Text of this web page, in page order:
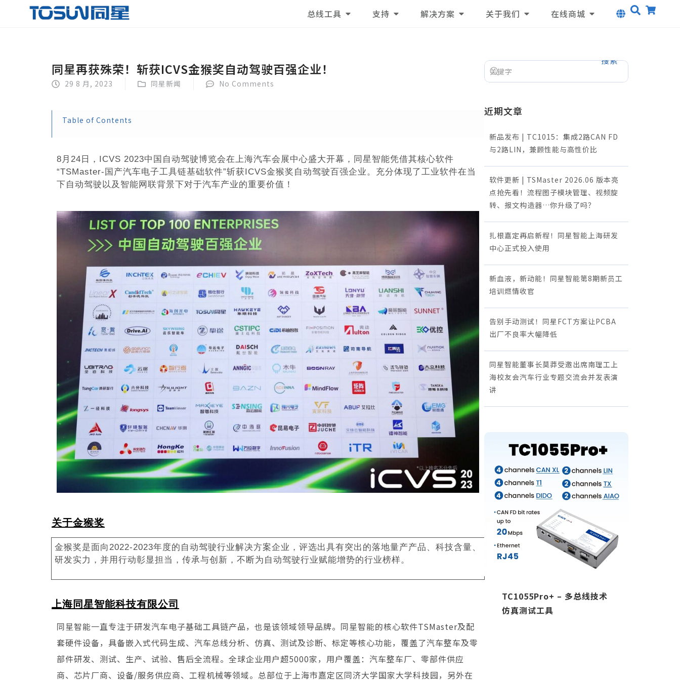
总线工具 支持 解决方案 关于我们 在线商城
同星再获殊荣！斩获ICVS金猴奖自动驾驶百强企业！
29 8 月, 2023 同星新闻 No Comments
Table of Contents
8月24日，ICVS 2023中国自动驾驶博览会在上海汽车会展中心盛大开幕，同星智能凭借其核心软件
“TSMaster-国产汽车电子工具链基础软件”斩获ICVS金猴奖自动驾驶百强企业。充分体现了工业软件在当
下自动驾驶以及智能网联背景下对于汽车产业的重要价值！
关于金猴奖
金猴奖是面向2022-2023年度的自动驾驶行业解决方案企业，评选出具有突出的落地量产产品、科技含量、
研发实力，并用行动彰显担当，传承与创新，不断为自动驾驶行业赋能增势的行业榜样。
上海同星智能科技有限公司
同星智能一直专注于研发汽车电子基础工具链产品，也是该领域领导品牌。同星智能的核心软件TSMaster及配
套硬件设备，具备嵌入式代码生成、汽车总线分析、仿真、测试及诊断、标定等核心功能，覆盖了汽车整车及零
部件研发、测试、生产、试验、售后全流程。全球企业用户超5000家，用户覆盖：汽车整车厂、零部件供应
商、芯片厂商、设备/服务供应商、工程机械等领域。总部位于上海市嘉定区同济大学国家大学科技园，另外在
搜索
近期文章
新品发布 | TC1015：集成2路CAN FD
与2路LIN，兼顾性能与高性价比
软件更新 | TSMaster 2026.06 版本亮
点抢先看！流程图子模块管理、视频旋
转、报文构造器…你升级了吗？
扎根嘉定再启新程！同星智能上海研发
中心正式投入使用
新血液，新动能！同星智能第8期新员工
培训燃情收官
告别手动测试！同星FCT方案让PCBA
出厂不良率大幅降低
同星智能董事长莫莽受邀出席南理工上
海校友会汽车行业专题交流会并发表演
讲
TA821 – 航天级 2 路 CAN,
2 路 DO, 4 路 DI 轉以太网
接口
TH7012-ISO 16845 – CAN
一致性测试仪